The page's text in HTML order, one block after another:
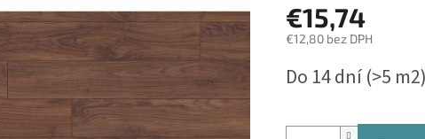
€15,74
€12,80 bez DPH
cena:
Do 14 dní(>5 m2)